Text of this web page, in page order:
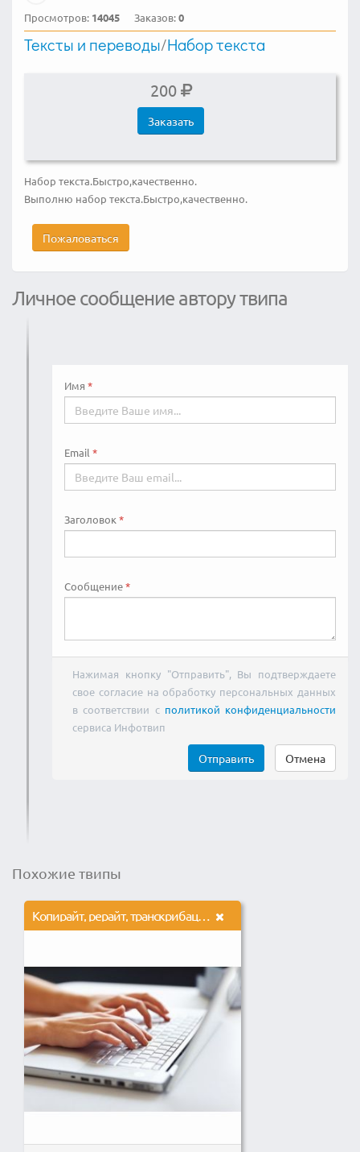
Просмотров: 14045 Заказов:0
Тексты и переводы/Набор текста
200
Заказать
Набор текста.Быстро,качественно.
Выполню набор текста.Быстро,качественно.
Пожаловаться
Личное сообщение автору твипа
Имя
Email
Заголовок
Сообщение
Нажимая кнопку "Отправить", Вы подтверждаете
свое согласие на обработку персональных данных
в соответствии с политикой конфиденциальности
сервиса Инфотвип
Отправить Отмена
Похожие твипы
Копирайт, рерайт, транскрибация, перевод, корректура